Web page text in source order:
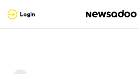
Login